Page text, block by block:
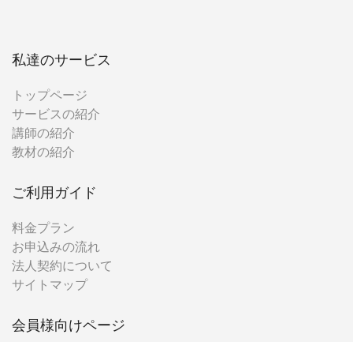
私達のサービス
トップページ
サービスの紹介
講師の紹介
教材の紹介
ご利用ガイド
料金プラン
お申込みの流れ
法人契約について
サイトマップ
会員様向けページ